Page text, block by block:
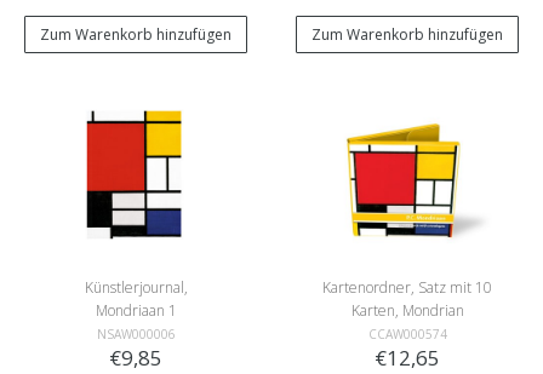
Zum Warenkorb hinzufügen Zum Warenkorb hinzufügen
Künstlerjournal,
Mondriaan 1
NSAW000006
€9,85
Kartenordner, Satz mit 10
Karten, Mondrian
CCAW000574
€12,65